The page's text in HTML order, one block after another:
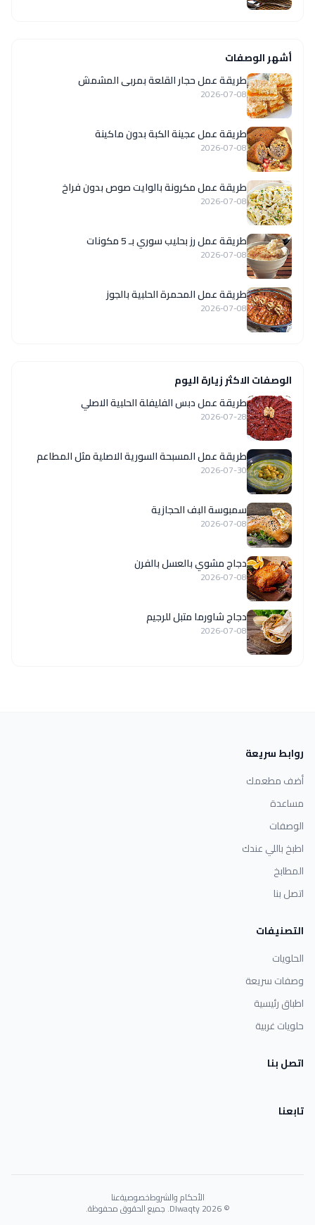
أشهر الوصفات
طريقة عمل حجار القلعة بمربى المشمش
2026-07-08
طريقة عمل عجينة الكبة بدون ماكينة
2026-07-08
طريقة عمل مكرونة بالوايت صوص بدون فراخ
2026-07-08
طريقة عمل رز بحليب سوري بـ 5 مكونات
2026-07-08
طريقة عمل المحمرة الحلبية بالجوز
2026-07-08
الوصفات الاكثر زيارة اليوم
طريقة عمل دبس الفليفلة الحلبية الاصلي
2026-07-28
‏طريقة عمل المسبحة السورية الاصلية مثل المطاعم
2026-07-30
سمبوسة البف الحجازية
2026-07-08
دجاج مشوي بالعسل بالفرن
2026-07-08
دجاج شاورما متبل للرجيم
2026-07-08
روابط سريعة
أضف مطعمك
مساعدة
الوصفات
اطبخ باللي عندك
المطابخ
اتصل بنا
التصنيفات
الحلويات
وصفات سريعة
اطباق رئيسية
حلويات غربية
اتصل بنا
تابعنا
الأحكام والشروطخصوصيةعنا
© 2026 Dlwaqty. جميع الحقوق محفوظة.